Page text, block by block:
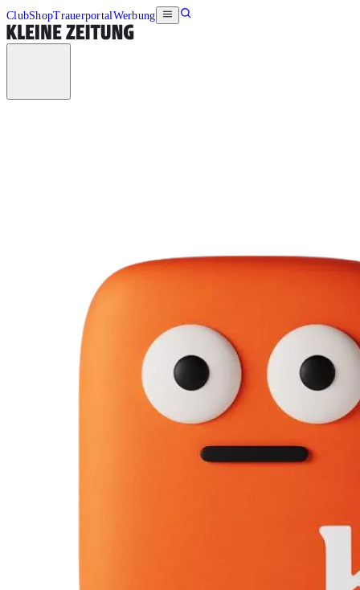
ClubShopTrauerportalWerbung